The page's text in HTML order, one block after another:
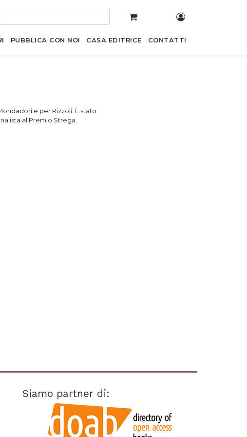
PUBBLICA CON NOI CASA EDITRICE CONTATTI
e per Rizzoli. È stato
al Premio Strega.
Siamo partner di: